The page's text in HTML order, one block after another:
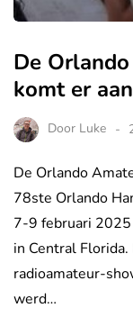
De
komt er aan
Door Luke
De Orlando
78ste Orlando
7-9 februari 2025
in Central
radioamateur-
werd…